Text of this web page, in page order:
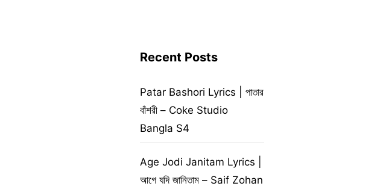
Recent Posts
Patar Bashori Lyrics | পাতার
বাঁশরী – Coke Studio
Bangla S4
Age Jodi Janitam Lyrics |
আগে যদি জানিতাম – Saif Zohan